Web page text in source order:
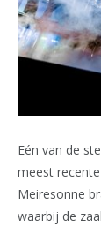
Eén van de
meest recente
Meiresonne
waarbij de